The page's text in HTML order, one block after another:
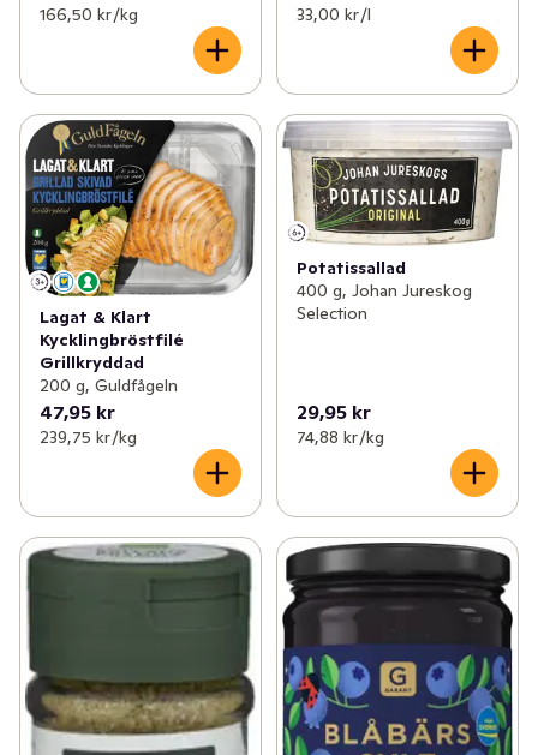
166,50 kr /kg 33,00 kr /l
Lagat & Klart
Kycklingbröstfilé
Grillkryddad
200 g, Guldfågeln
47,95 kr
239,75 kr /kg
Potatissallad
400 g, Johan Jureskog
Selection
29,95 kr
74,88 kr /kg